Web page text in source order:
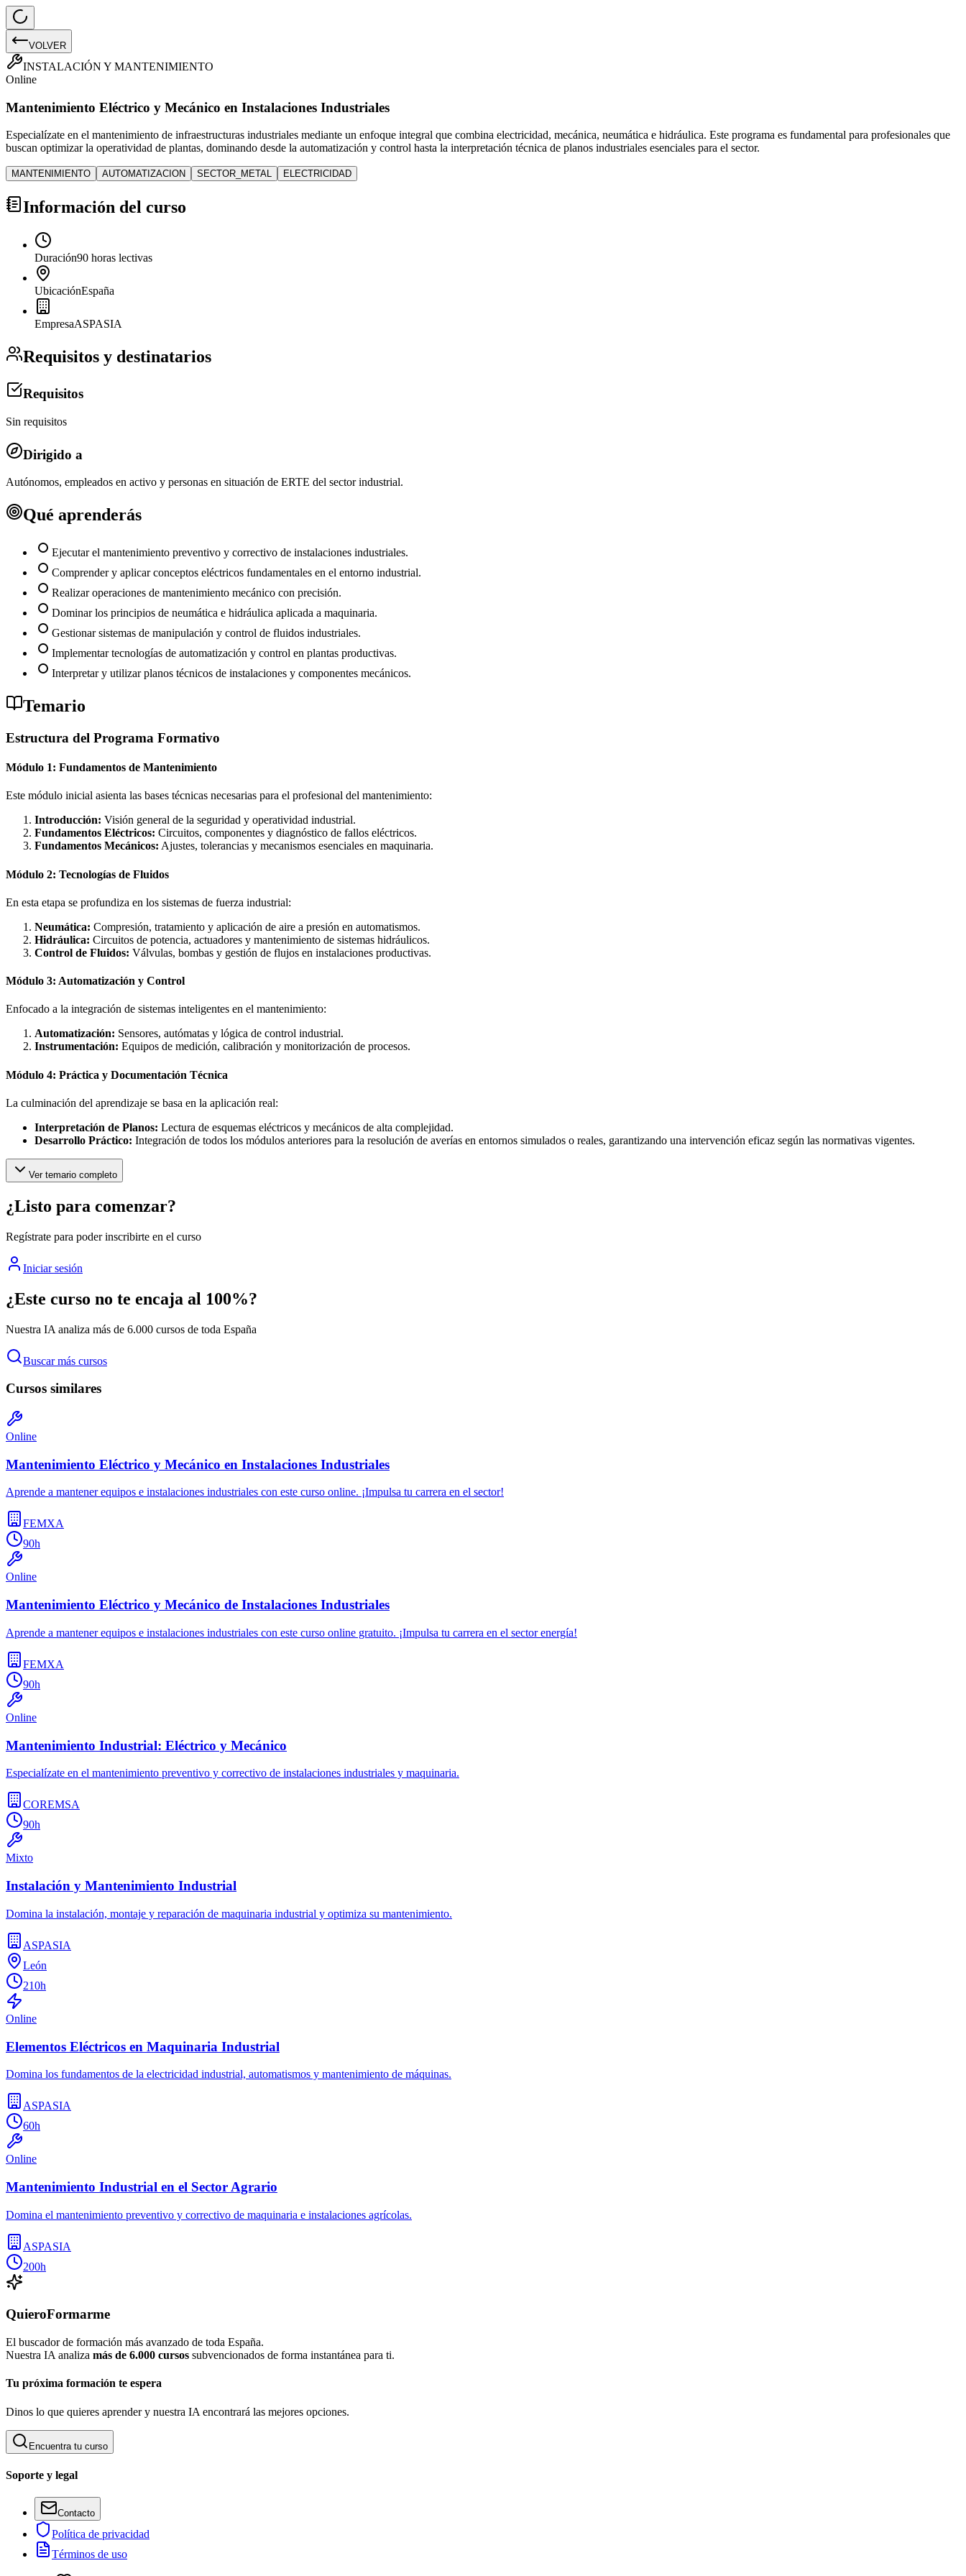
VOLVER
INSTALACIÓN Y MANTENIMIENTO
Online
Mantenimiento Eléctrico y Mecánico en Instalaciones Industriales
Especialízate en el mantenimiento de infraestructuras industriales mediante un enfoque integral que combina electricidad, mecánica, neumática e hidráulica. Este programa es fundamental para profesionales que
buscan optimizar la operatividad de plantas, dominando desde la automatización y control hasta la interpretación técnica de planos industriales esenciales para el sector.
MANTENIMIENTO AUTOMATIZACION SECTOR_METAL ELECTRICIDAD
Información del curso
Duración90 horas lectivas
UbicaciónEspaña
EmpresaASPASIA
Requisitos y destinatarios
Requisitos
Sin requisitos
Dirigido a
Autónomos, empleados en activo y personas en situación de ERTE del sector industrial.
Qué aprenderás
Ejecutar el mantenimiento preventivo y correctivo de instalaciones industriales.
Comprender y aplicar conceptos eléctricos fundamentales en el entorno industrial.
Realizar operaciones de mantenimiento mecánico con precisión.
Dominar los principios de neumática e hidráulica aplicada a maquinaria.
Gestionar sistemas de manipulación y control de fluidos industriales.
Implementar tecnologías de automatización y control en plantas productivas.
Interpretar y utilizar planos técnicos de instalaciones y componentes mecánicos.
Temario
Estructura del Programa Formativo
Módulo 1: Fundamentos de Mantenimiento
Este módulo inicial asienta las bases técnicas necesarias para el profesional del mantenimiento:
Introducción: Visión general de la seguridad y operatividad industrial.
Fundamentos Eléctricos: Circuitos, componentes y diagnóstico de fallos eléctricos.
Fundamentos Mecánicos: Ajustes, tolerancias y mecanismos esenciales en maquinaria.
Módulo 2: Tecnologías de Fluidos
En esta etapa se profundiza en los sistemas de fuerza industrial:
Neumática: Compresión, tratamiento y aplicación de aire a presión en automatismos.
Hidráulica: Circuitos de potencia, actuadores y mantenimiento de sistemas hidráulicos.
Control de Fluidos: Válvulas, bombas y gestión de flujos en instalaciones productivas.
Módulo 3: Automatización y Control
Enfocado a la integración de sistemas inteligentes en el mantenimiento:
Automatización: Sensores, autómatas y lógica de control industrial.
Instrumentación: Equipos de medición, calibración y monitorización de procesos.
Módulo 4: Práctica y Documentación Técnica
La culminación del aprendizaje se basa en la aplicación real:
Interpretación de Planos: Lectura de esquemas eléctricos y mecánicos de alta complejidad.
Desarrollo Práctico: Integración de todos los módulos anteriores para la resolución de averías en entornos simulados o reales, garantizando una intervención eficaz según las normativas vigentes.
Ver temario completo
¿Listo para comenzar?
Regístrate para poder inscribirte en el curso
Iniciar sesión
¿Este curso no te encaja al 100%?
Nuestra IA analiza más de 6.000 cursos de toda España
Buscar más cursos
Cursos similares
Online
Mantenimiento Eléctrico y Mecánico en Instalaciones Industriales
Aprende a mantener equipos e instalaciones industriales con este curso online. ¡Impulsa tu carrera en el sector!
FEMXA
90h
Online
Mantenimiento Eléctrico y Mecánico de Instalaciones Industriales
Aprende a mantener equipos e instalaciones industriales con este curso online gratuito. ¡Impulsa tu carrera en el sector energía!
FEMXA
90h
Online
Mantenimiento Industrial: Eléctrico y Mecánico
Especialízate en el mantenimiento preventivo y correctivo de instalaciones industriales y maquinaria.
COREMSA
90h
Mixto
Instalación y Mantenimiento Industrial
Domina la instalación, montaje y reparación de maquinaria industrial y optimiza su mantenimiento.
ASPASIA
León
210h
Online
Elementos Eléctricos en Maquinaria Industrial
Domina los fundamentos de la electricidad industrial, automatismos y mantenimiento de máquinas.
ASPASIA
60h
Online
Mantenimiento Industrial en el Sector Agrario
Domina el mantenimiento preventivo y correctivo de maquinaria e instalaciones agrícolas.
ASPASIA
200h
QuieroFormarme
El buscador de formación más avanzado de toda España.
Nuestra IA analiza más de 6.000 cursos subvencionados de forma instantánea para ti.
Tu próxima formación te espera
Dinos lo que quieres aprender y nuestra IA encontrará las mejores opciones.
Encuentra tu curso
Soporte y legal
Contacto
Política de privacidad
Términos de uso